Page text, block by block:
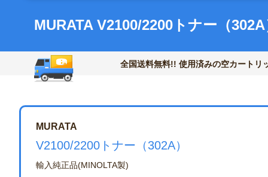
MURATA V2100/2200トナー（
全国送料無料!! 使用済みの空カートリ
MURATA
V2100/2200トナー（302A）
輸入純正品(MINOLTA製)